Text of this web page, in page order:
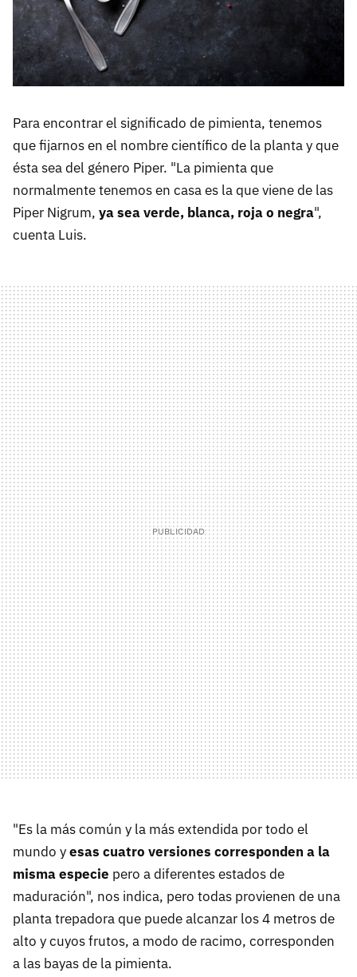
Para encontrar el significado de pimienta, tenemos
que fijarnos en el nombre científico de la planta y que
ésta sea del género Piper. "La pimienta que
normalmente tenemos en casa es la que viene de las
Piper Nigrum, ya sea verde, blanca, roja o negra",
cuenta Luis.
"Es la más común y la más extendida por todo el
mundo yesas cuatro versiones corresponden a la
misma especie pero a diferentes estados de
maduración", nos indica, pero todas provienen de una
planta trepadora que puede alcanzar los 4 metros de
alto y cuyos frutos, a modo de racimo, corresponden
a las bayas de la pimienta.